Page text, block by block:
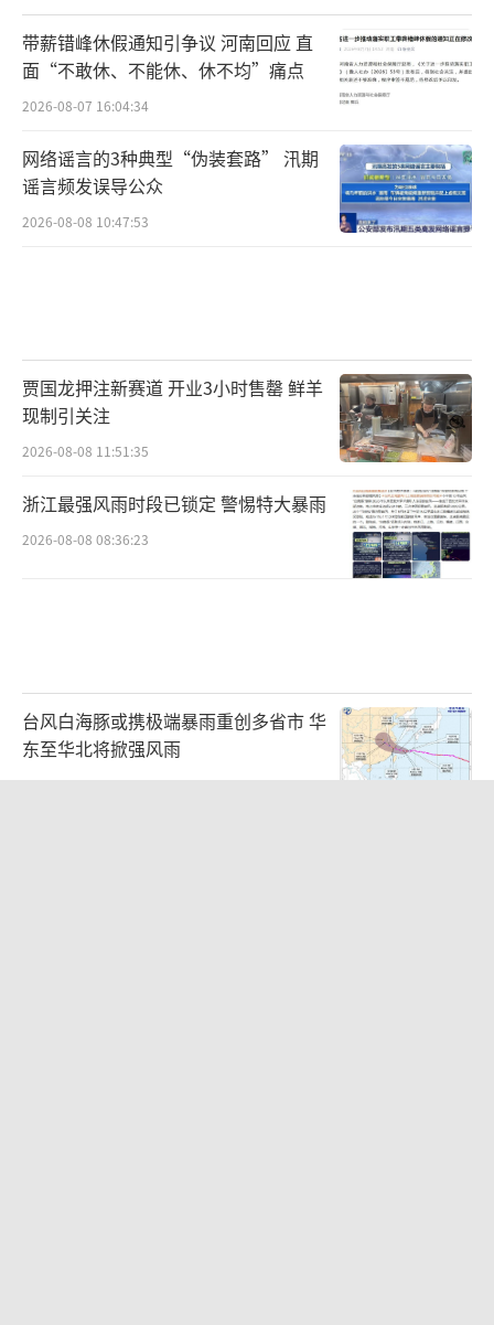
带薪错峰休假通知引争议 河南回应 直
面“不敢休、不能休、休不均”痛点
2026-08-07 16:04:34
网络谣言的3种典型“伪装套路” 汛期
谣言频发误导公众
2026-08-08 10:47:53
贾国龙押注新赛道 开业3小时售罄 鲜羊
现制引关注
2026-08-08 11:51:35
浙江最强风雨时段已锁定 警惕特大暴雨
2026-08-08 08:36:23
台风白海豚或携极端暴雨重创多省市 华
东至华北将掀强风雨
2026-08-08 10:48:39